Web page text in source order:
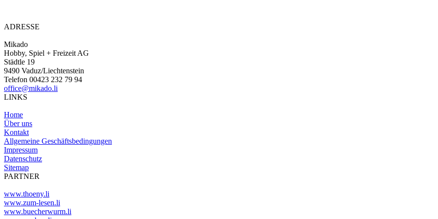
ADRESSE
Mikado
Hobby, Spiel + Freizeit AG
Städtle 19
9490 Vaduz/Liechtenstein
Telefon 00423 232 79 94
office@mikado.li
LINKS
Home
Über uns
Kontakt
Allgemeine Geschäftsbedingungen
Impressum
Datenschutz
Sitemap
PARTNER
www.thoeny.li
www.zum-lesen.li
www.buecherwurm.li